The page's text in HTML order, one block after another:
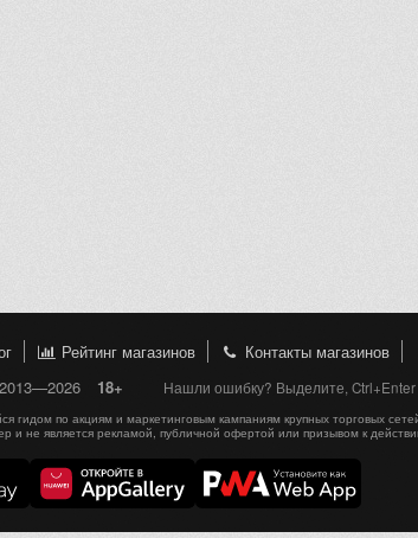
Рейтинг магазинов Контакты магазинов
18+ Нашли ошибку? Выделите, Ctrl+Enter
по акциям и маркетинговым кампаниям крупных торговых
и не является рекламой, публичной офертой или призывом к